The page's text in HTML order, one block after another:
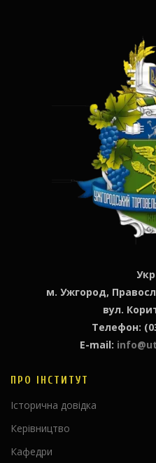
м. Ужгород,
вул.
Телефон:
E-mail:
ПРО ІНСТИТУТ
Історична довідка
Керівництво
Кафедри